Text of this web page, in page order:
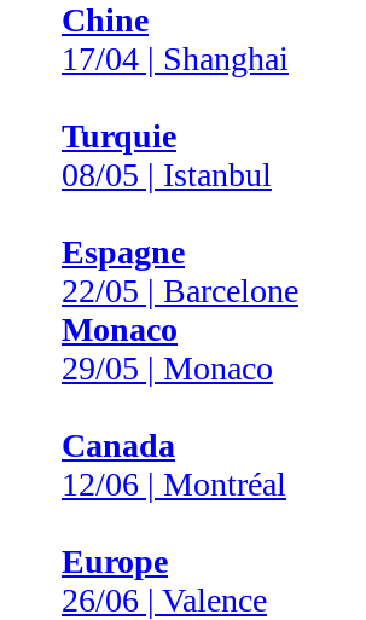
Chine
17/04 | Shanghai
Turquie
08/05 | Istanbul
Espagne
22/05 | Barcelone
Monaco
29/05 | Monaco
Canada
12/06 | Montréal
Europe
26/06 | Valence